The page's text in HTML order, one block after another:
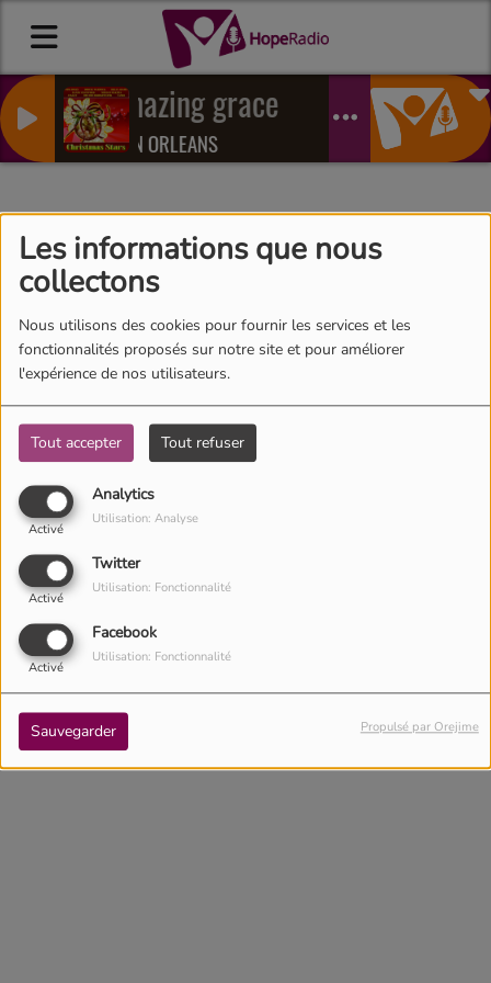
Les informations que nous
collectons
Nous utilisons des cookies pour fournir les services et les
fonctionnalités proposés sur notre site et pour améliorer
l'expérience de nos utilisateurs.
Tout accepter Tout refuser
Analytics
Activé
Utilisation: Analyse
Twitter
Activé
Utilisation: Fonctionnalité
Facebook
Activé
Utilisation: Fonctionnalité
Sauvegarder Propulsé par Orejime
Amazing grace
JOAN ORLEANS
Podcasts
Pas de panique !
Là où nous sommes
< 1 2 3 4